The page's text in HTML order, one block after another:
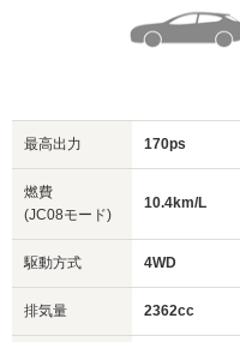
最高出力 170ps
燃費
(JC08モード)
10.4km/L
駆動方式 4WD
排気量 2362cc